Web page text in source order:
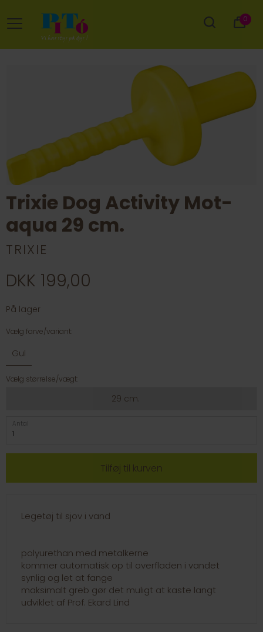
0
Trixie Dog Activity Mot-
aqua 29 cm.
TRIXIE
DKK 199,00
På lager
Vælg farve/variant:
Gul
Vælg størrelse/vægt:
29 cm.
Antal
Legetøj til sjov i vand
polyurethan med metalkerne
kommer automatisk op til overfladen i vandet
synlig og let at fange
maksimalt greb gør det muligt at kaste langt
udviklet af Prof. Ekard Lind